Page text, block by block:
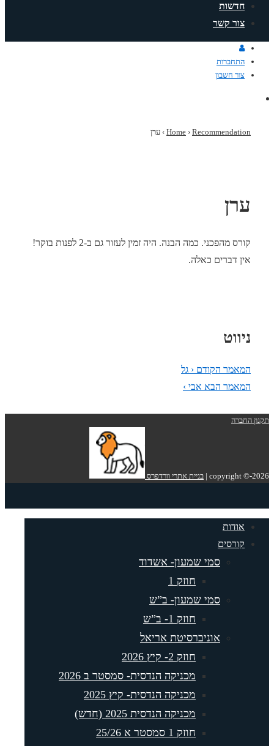
חדשות
צור קשר
התחברות
צור חשבון
Home › Recommendation
› ערן
ערן
קורס מהפכני. כמה הבנה. היה זמין לעזור גם ב-2 לפנות בוקר!
אין דברים כאלה.
ניווט
המאמר הקודם ‹ גל
המאמר הבא אבי ›
תקנון החברה
copyright ©-2026 | בניית אתרי וורדפרס
אודות
קורסים
סמי שמעון- אשדוד
חוזק 1
סמי שמעון- ב”ש
חוזק 1- ב”ש
אוניברסיטת אריאל
חוזק 2- קיץ 2026
מכניקה הנדסית- סמסטר ב 2026
מכניקה הנדסית- קיץ 2025
מכניקה הנדסית 2025 (חדש)
חוזק 1 סמסטר א 25/26